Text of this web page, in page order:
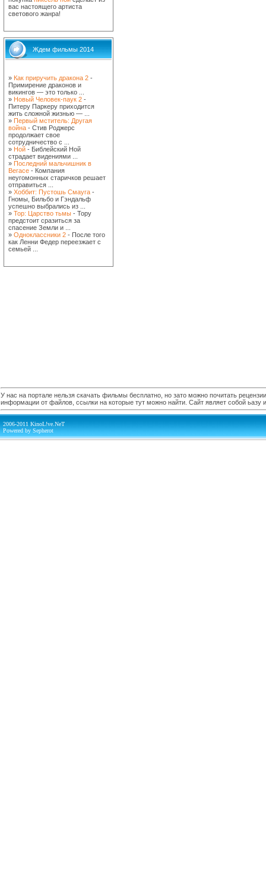
вас настоящего артиста
светового жанра!
Ждем фильмы 2014
» Как приручить дракона 2 -
Примирение драконов и
викингов — это только ...
» Новый Человек-паук 2 -
Питеру Паркеру приходится
жить сложной жизнью — ...
» Первый мститель: Другая
война - Стив Роджерс
продолжает свое
сотрудничество с ...
» Ной - Библейский Ной
страдает видениями ...
» Последний мальчишник в
Вегасе - Компания
неугомонных старичков решает
отправиться ...
» Хоббит: Пустошь Смауга -
Гномы, Бильбо и Гэндальф
успешно выбрались из ...
» Тор: Царство тьмы - Тору
предстоит сразиться за
спасение Земли и ...
» Одноклассники 2 - После того
как Ленни Федер переезжает с
семьей ...
У нас на портале нельзя скачать фильмы бесплатно, но зато можно почитать
информации от файлов, ссылки на которые тут можно найти. Сайт являет собой
2006-2011 KinoL!ve.NeT
Powered by Sepherot